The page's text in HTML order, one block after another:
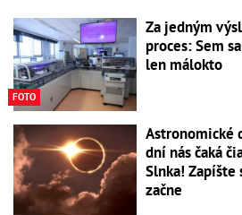
FOTO
Za jedným
proces: Sem
len málokto
Astronomické
dní nás čaká
Slnka! Zapíšte
začne